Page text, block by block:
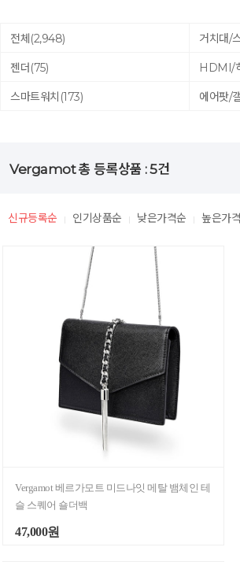
전체(2,948) 거치대/
젠더(75) HDMI/
스마트워치 (173) 에어팟/
Vergamot총 등록상품 :5건
신규등록순 | 인기상품순 | 낮은가격순 | 높은가
Vergamot 베르가모트 미드나잇 메탈 뱀체인 테
슬 스퀘어 숄더백
47,000원